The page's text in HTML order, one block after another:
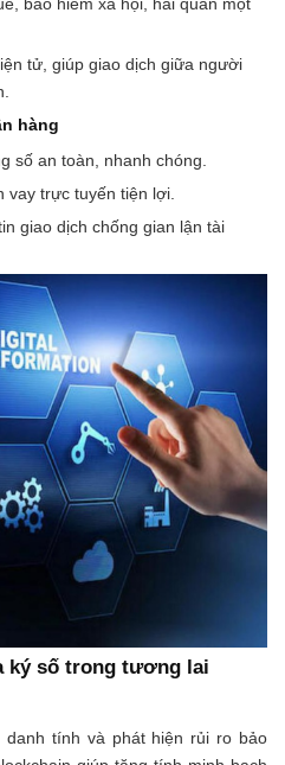
tử, giúp giao dịch giữa người
hàng
số an toàn, nhanh chóng.
vay trực tuyến tiện lợi.
giao dịch chống gian lận tài
ký số trong tương lai
danh tính và phát hiện rủi ro bảo